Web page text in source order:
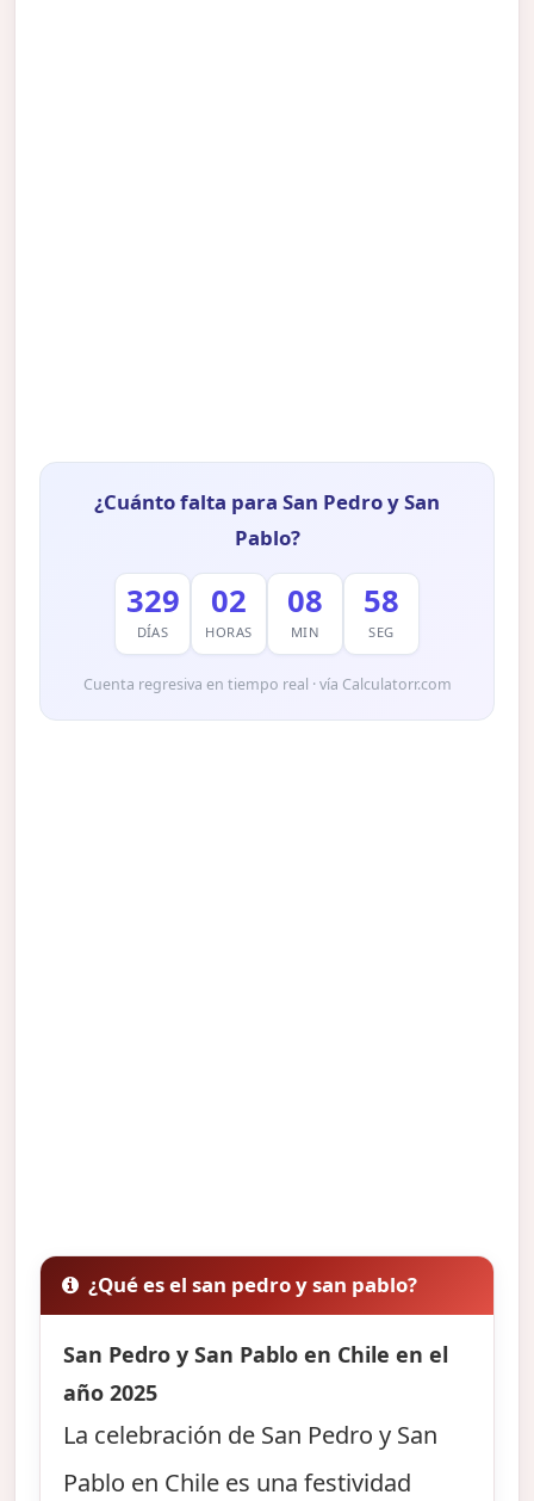
¿Cuánto falta para San Pedro y San
Pablo?
329
DÍAS
02
HORAS
08
MIN
57
SEG
Cuenta regresiva en tiempo real · vía Calculatorr.com
¿Qué es el san pedro y san pablo?
San Pedro y San Pablo en Chile en el
año 2025
La celebración de San Pedro y San
Pablo en Chile es una festividad